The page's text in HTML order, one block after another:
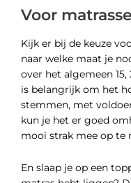
Voor
Kijk er bij de keuze
naar welke maat je
over het algemeen
is belangrijk om het
stemmen, met
kun je het er goed
mooi strak mee op te
En slaap je op een